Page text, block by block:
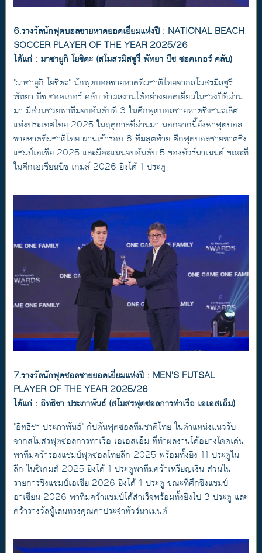
6.รางวัลนักฟุตบอลชายหาดยอดเยี่ยมแห่งปี : NATIONAL BEACH
SOCCER PLAYER OF THE YEAR 2025/26
ได้แก่ : มาซายูกิ โยชิดะ (สโมสรมิสซูรี่ พัทยา บีช ซอคเกอร์ คลับ)
"มาซายูกิ โยชิดะ" นักฟุตบอลชายหาดทีมชาติไทยจากสโมสรมิสซูรี่
พัทยา บีช ซอคเกอร์ คลับ ทำผลงานได้อย่างยอดเยี่ยมในช่วงปีที่ผ่าน
มา มีส่วนช่วยพาทีมจบอันดับที่ 3 ในศึกฟุตบอลชายหาดชิงชนะเลิศ
แห่งประเทศไทย 2025 ในฤดูกาลที่ผ่านมา นอกจากนี้ยังพาฟุตบอล
ชายหาดทีมชาติไทย ผ่านเข้ารอบ 8 ทีมสุดท้าย ศึกฟุตบอลชายหาดชิง
แชมป์เอเชีย 2025 และมีคะแนนจบอันดับ 5 ของทัวร์นาเมนต์ ขณะที่
ในศึกเอเชียนบีช เกมส์ 2026 ยิงได้ 1 ประตู
7.รางวัลนักฟุตซอลชายยอดเยี่ยมแห่งปี : MEN'S FUTSAL
PLAYER OF THE YEAR 2025/26
ได้แก่ : อิทธิชา ประภาพันธ์ (สโมสรฟุตซอลการท่าเรือ เอเอสเอ็ม)
"อิทธิชา ประภาพันธ์" กัปตันฟุตซอลทีมชาติไทย ในตำแหน่งแนวรับ
จากสโมสรฟุตซอลการท่าเรือ เอเอสเอ็ม ที่ทำผลงานได้อย่างโดดเด่น
พาทีมคว้ารองแชมป์ฟุตซอลไทยลีก 2025 พร้อมทั้งยิง 11 ประตูใน
ลีก ในซีเกมส์ 2025 ยิงได้ 1 ประตูพาทีมคว้าเหรียญเงิน ส่วนใน
รายการชิงแชมป์เอเชีย 2026 ยิงได้ 1 ประตู ขณะที่ศึกชิงแชมป์
อาเซียน 2026 พาทีมคว้าแชมป์ได้สำเร็จพร้อมทั้งยิงไป 3 ประตู และ
คว้ารางวัลผู้เล่นทรงคุณค่าประจำทัวร์นาเมนต์